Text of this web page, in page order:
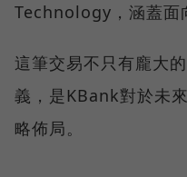
Technology，涵蓋面
這筆交易不只有龐大
義，是KBank對於未
略佈局。